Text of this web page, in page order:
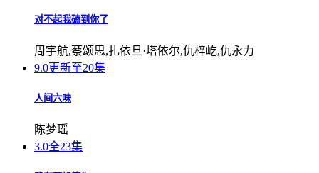
对不起我磕到你了
周宇航,蔡颂思,扎依旦·塔依尔,仇梓屹,仇永力
9.0更新至20集
人间六味
陈梦瑶
3.0全23集